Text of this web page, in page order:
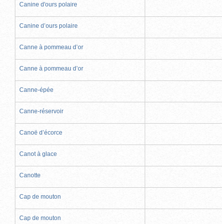
Canine d'ours polaire
Canine d’ours polaire
Canne à pommeau d’or
Canne à pommeau d’or
Canne-épée
Canne-réservoir
Canoë d’écorce
Canot à glace
Canotte
Cap de mouton
Cap de mouton